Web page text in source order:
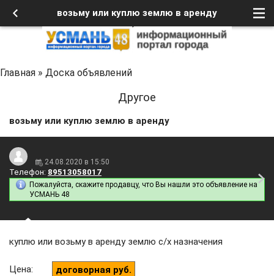
возьму или куплю землю в аренду
Главная » Доска объявлений
Другое
возьму или куплю землю в аренду
24.08.2020 в 15:50
Телефон: 89513058017
Пожалуйста, скажите продавцу, что Вы нашли это объявление на
УСМАНЬ 48
куплю или возьму в аренду землю с/х назначения
Цена: договорная руб.